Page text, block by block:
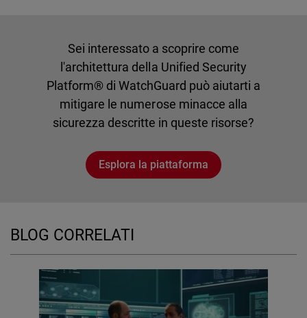
Sei interessato a scoprire come
l'architettura della Unified Security
Platform® di WatchGuard può aiutarti a
mitigare le numerose minacce alla
sicurezza descritte in queste risorse?
Esplora la piattaforma
BLOG CORRELATI